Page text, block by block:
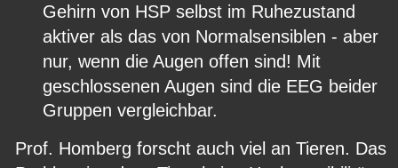
Gehirn von HSP selbst im Ruhezustand
aktiver als das von Normalsensiblen - aber
nur, wenn die Augen offen sind! Mit
geschlossenen Augen sind die EEG beider
Gruppen vergleichbar.
Prof. Homberg forscht auch viel an Tieren. Das